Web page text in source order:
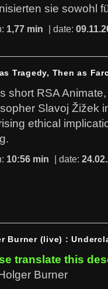
sie sowohl
1,77 min | date:
Tragedy, Then as
short RSA
Slavoj Žižek
ethical
10:56 min | date:
Burner (live) :
translate this
Burner